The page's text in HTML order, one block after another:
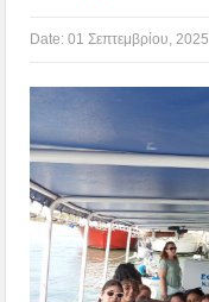
Date:01 Σεπτεμβρίου, 2025